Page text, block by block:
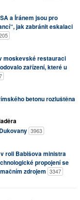
a Íránem jsou pro
jak zabránit eskalaci
moskevské restauraci
zařízení, které u
betonu rozluštěna
3963
roli Babišova ministra
propojení se
zdrojem 3347